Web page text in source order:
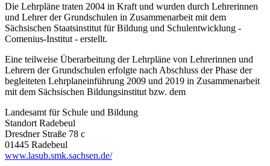
Die Lehrpläne traten 2004 in Kraft und wurden durch Lehrerinnen
und Lehrer der Grundschulen in Zusammenarbeit mit dem
Sächsischen Staatsinstitut für Bildung und Schulentwicklung -
Comenius-Institut - erstellt.
Eine teilweise Überarbeitung der Lehrpläne von Lehrerinnen und
Lehrern der Grundschulen erfolgte nach Abschluss der Phase der
begleiteten Lehrplaneinführung 2009 und 2019 in Zusammenarbeit
mit dem Sächsischen Bildungsinstitut bzw. dem
Landesamt für Schule und Bildung
Standort Radebeul
Dresdner Straße 78 c
01445 Radebeul
www.lasub.smk.sachsen.de/